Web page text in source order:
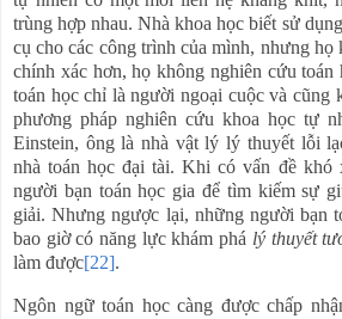
trùng hợp nhau. Nhà khoa học biết sử
cụ cho các công trình của mình, nhưng họ
chính xác hơn, họ không nghiên cứu toán
toán học chỉ là người ngoại cuộc và cũng
phương pháp nghiên cứu khoa học tự
Einstein, ông là nhà vật lý lý thuyết lỗi
nhà toán học đại tài. Khi có vấn đề khó
người bạn toán học gia để tìm kiếm sự
giải. Nhưng ngược lại, những người bạn
bao giờ có năng lực khám phá lý thuyết
làm được[22].
Ngôn ngữ toán học càng được chấp